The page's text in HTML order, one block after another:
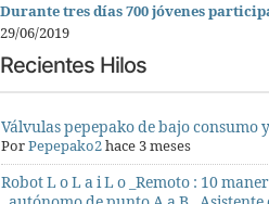
Durante tres días 700 jóvenes
29/06/2019
Recientes Hilos
Válvulas pepepako de bajo consumo
PorPepepako2hace 3 meses
Robot L o L a i L o _Remoto : 10